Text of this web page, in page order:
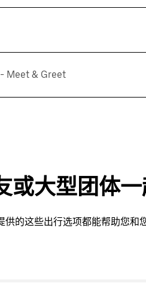
Meet & Greet
或大型团体
的这些出行选项都能帮助您和